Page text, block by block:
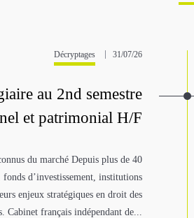
Décryptages 31/07/26
au 2nd semestre
et patrimonial H/F
du marché Depuis plus de 40
fonds d’investissement, institutions
enjeux stratégiques en droit des
Cabinet français indépendant de...